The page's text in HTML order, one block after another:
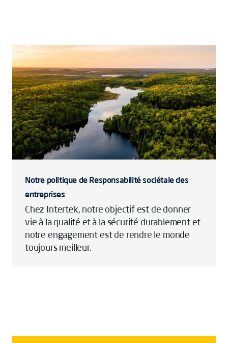
Notre politique de Responsabilité sociétale des
entreprises
Chez Intertek, notre objectif est de donner
vie à la qualité et à la sécurité durablement et
notre engagement est de rendre le monde
toujours meilleur.